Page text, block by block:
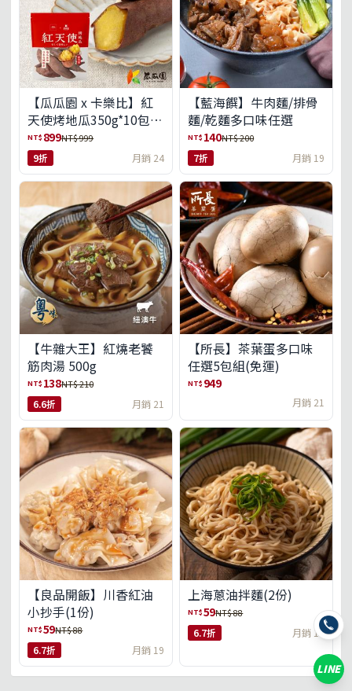
【瓜瓜園 x 卡樂比】紅
天使烤地瓜350g*10包
(免運組)
NT$ 899NT$ 999
9折 月銷 24
【藍海饌】牛肉麵/排骨
麵/乾麵多口味任選
NT$ 140NT$ 200
7折 月銷 19
【牛雜大王】紅燒老饕
筋肉湯 500g
NT$ 138NT$ 210
6.6折 月銷 21
【所長】茶葉蛋多口味
任選5包組(免運)
NT$ 949
月銷 21
【良品開飯】川香紅油
小抄手(1份)
NT$59NT$ 88
6.7折 月銷 19
上海蔥油拌麵(2份)
NT$59NT$ 88
6.7折 月銷 18
LINE